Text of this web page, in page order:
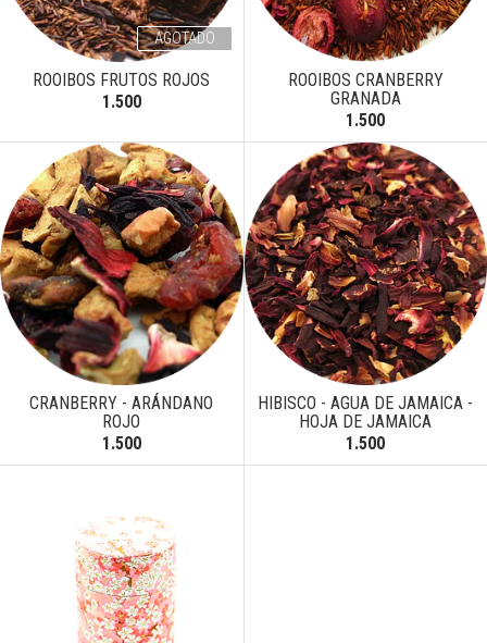
AGOTADO
ROOIBOS FRUTOS ROJOS
1.500
ROOIBOS CRANBERRY
GRANADA
1.500
CRANBERRY - ARÁNDANO
ROJO
1.500
HIBISCO - AGUA DE JAMAICA -
HOJA DE JAMAICA
1.500